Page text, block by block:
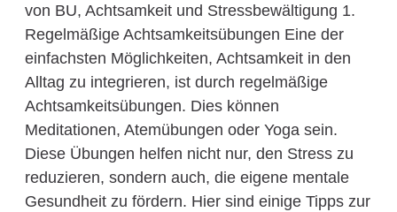
von BU, Achtsamkeit und Stressbewältigung 1.
Regelmäßige Achtsamkeitsübungen Eine der
einfachsten Möglichkeiten, Achtsamkeit in den
Alltag zu integrieren, ist durch regelmäßige
Achtsamkeitsübungen. Dies können
Meditationen, Atemübungen oder Yoga sein.
Diese Übungen helfen nicht nur, den Stress zu
reduzieren, sondern auch, die eigene mentale
Gesundheit zu fördern. Hier sind einige Tipps zur